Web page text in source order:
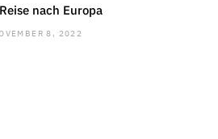
nach Europa
8, 2022